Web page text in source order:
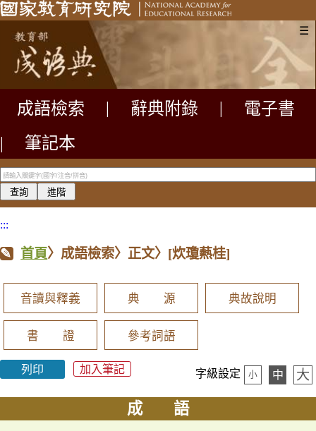
☰
成語檢索 辭典附錄
電子書
|
筆記本
:::
首頁〉成語檢索〉正文〉 [炊瓊爇桂]
音讀與釋義 典 源 典故說明
書 證 參考詞語
列印 加入筆記 字級設定 小 中 大
成 語